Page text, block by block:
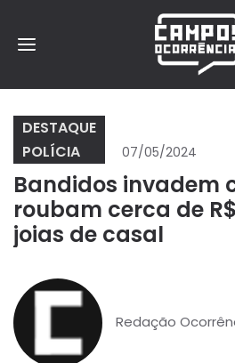
DESTAQUE
POLÍCIA
07/05/2024
Bandidos invadem
roubam cerca de
joias de casal
Redação